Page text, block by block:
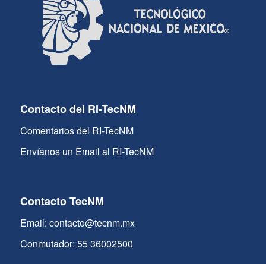
Contacto del RI-TecNM
Comentarios del RI-TecNM
Envíanos un Email al RI-TecNM
Contacto TecNM
Email: contacto@tecnm.mx
Conmutador: 55 36002500